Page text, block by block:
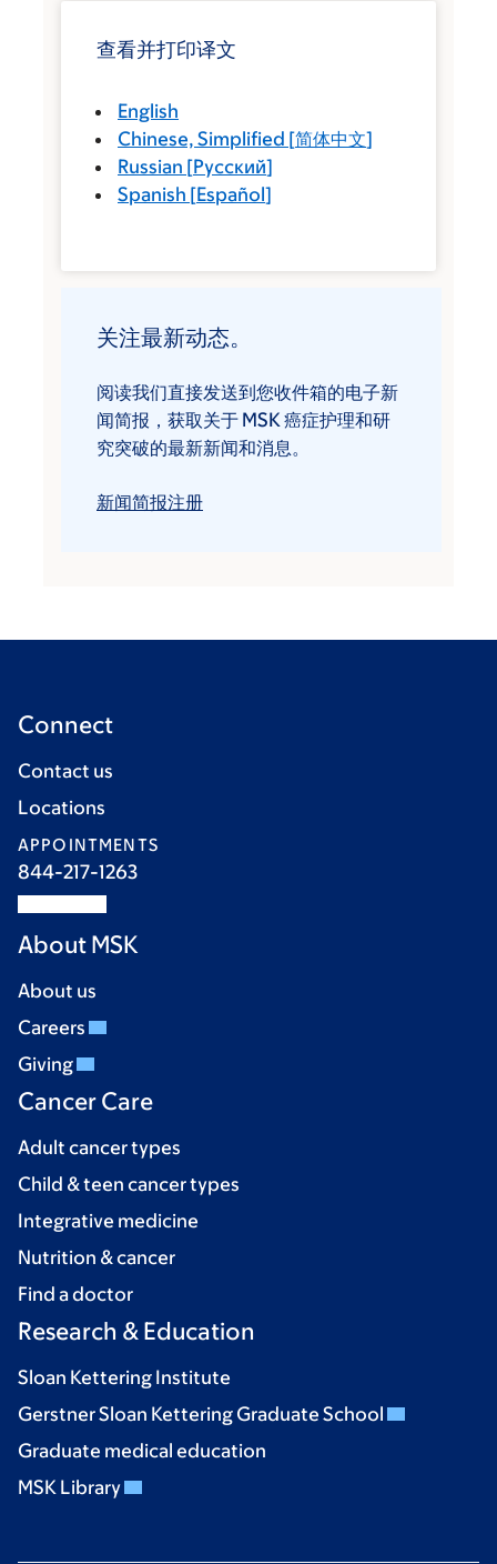
查看并打印译文
English
Chinese, Simplified [简体中文]
Russian [Русский]
Spanish [Español]
关注最新动态。
阅读我们直接发送到您收件箱的电子新
闻简报，获取关于 MSK 癌症护理和研
究突破的最新新闻和消息。
新闻简报注册
Connect
Contact us
Locations
APPOINTMENTS
844-217-1263
About MSK
About us
Careers
Giving
Cancer Care
Adult cancer types
Child & teen cancer types
Integrative medicine
Nutrition & cancer
Find a doctor
Research & Education
Sloan Kettering Institute
Gerstner Sloan Kettering Graduate School
Graduate medical education
MSK Library